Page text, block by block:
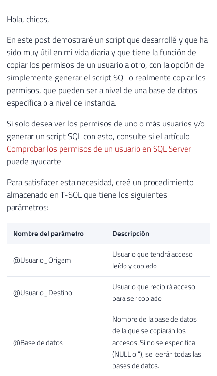
Hola, chicos,
En este post demostraré un script que desarrollé y que ha
sido muy útil en mi vida diaria y que tiene la función de
copiar los permisos de un usuario a otro, con la opción de
simplemente generar el script SQL o realmente copiar los
permisos, que pueden ser a nivel de una base de datos
específica o a nivel de instancia.
Si solo desea ver los permisos de uno o más usuarios y/o
generar un script SQL con esto, consulte si el artículo
Comprobar los permisos de un usuario en SQL Server
puede ayudarte.
Para satisfacer esta necesidad, creé un procedimiento
almacenado en T-SQL que tiene los siguientes
parámetros:
Nombre del parámetro Descripción
@Usuario_Origem
Usuario que tendrá acceso
leído y copiado
@Usuario_Destino
Usuario que recibirá acceso
para ser copiado
@Base de datos
Nombre de la base de datos
de la que se copiarán los
accesos. Si no se especifica
(NULL o ''), se leerán todas las
bases de datos.